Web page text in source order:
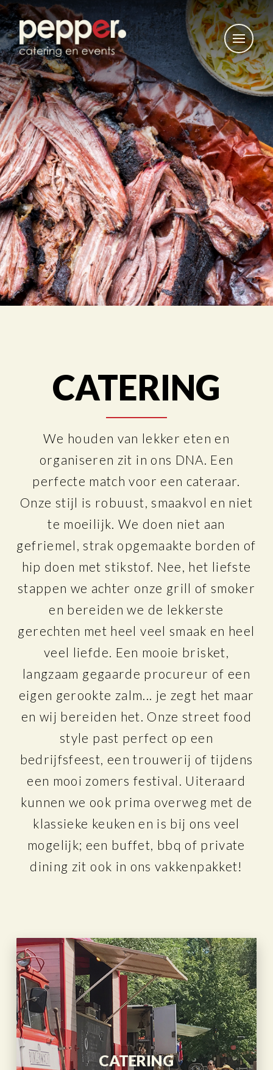
CATERING
We houden van lekker eten en
organiseren zit in ons DNA. Een
perfecte match voor een cateraar.
Onze stijl is robuust, smaakvol en niet
te moeilijk. We doen niet aan
gefriemel, strak opgemaakte borden of
hip doen met stikstof. Nee, het liefste
stappen we achter onze grill of smoker
en bereiden we de lekkerste
gerechten met heel veel smaak en heel
veel liefde. Een mooie brisket,
langzaam gegaarde procureur of een
eigen gerookte zalm... je zegt het maar
en wij bereiden het. Onze street food
style past perfect op een
bedrijfsfeest, een trouwerij of tijdens
een mooi zomers festival. Uiteraard
kunnen we ook prima overweg met de
klassieke keuken en is bij ons veel
mogelijk; een buffet, bbq of private
dining zit ook in ons vakkenpakket!
CATERING